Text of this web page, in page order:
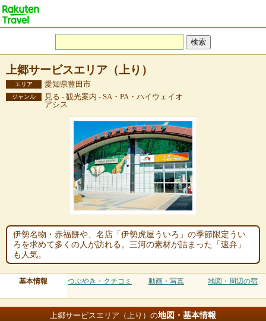
上郷サービスエリア（上り）
エリア 愛知県豊田市
ジャンル
見る - 観光案内 - SA・PA・ハイウェイオ
アシス
伊勢名物・赤福餅や、名店「伊勢虎屋ういろ」の季節限定うい
ろを求めて多くの人が訪れる。三河の素材が詰まった「速弁」
も人気。
基本情報 つぶやき・クチコミ 動画・写真 地図・周辺の宿
上郷サービスエリア（上り）の地図・基本情報